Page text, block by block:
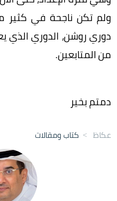
ولم تكن ناجحة في كثير
دوري روشن، الدوري الذي
من المتابعين.
دمتم بخير
عكاظ > كتاب ومقالات